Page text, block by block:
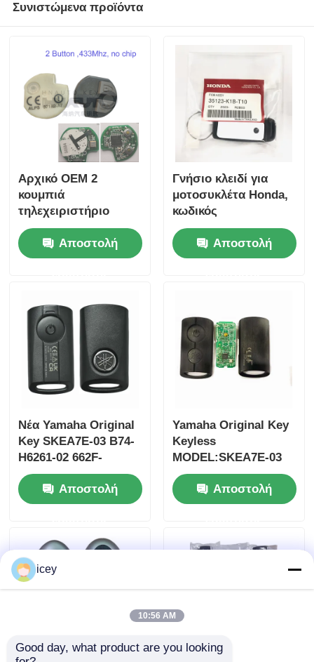
Συνιστώμενα προϊόντα
Αρχικό OEM 2
κουμπιά
τηλεχειριστήριο
433.87mhz FSK για
Su-zuki Jim-ny 2005-
2017 Χωρίς τσιπ
MOQ 50pcs
Αποστολή
Γνήσιο κλειδί για
μοτοσυκλέτα Honda,
κωδικός
ανταλλακτικού:
35123-K1B-T10,
τηλεχειριστήριο
Αποστολή
Νέα Yamaha Original
Key SKEA7E-03 B74-
H6261-02 662F-
SKEA7D03
Αποστολή
Yamaha Original Key
Keyless
MODEL:SKEA7E-03
Για την Yamaha
έξυπνο
τηλεχειριστήριο
Αποστολή
icey
10:56 AM
Good day, what product are you looking